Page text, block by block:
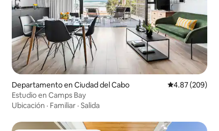
Departamento en Ciudad del Cabo Calificación
4.87 (209)
Estudio en Camps Bay
Ubicación · Familiar · Salida